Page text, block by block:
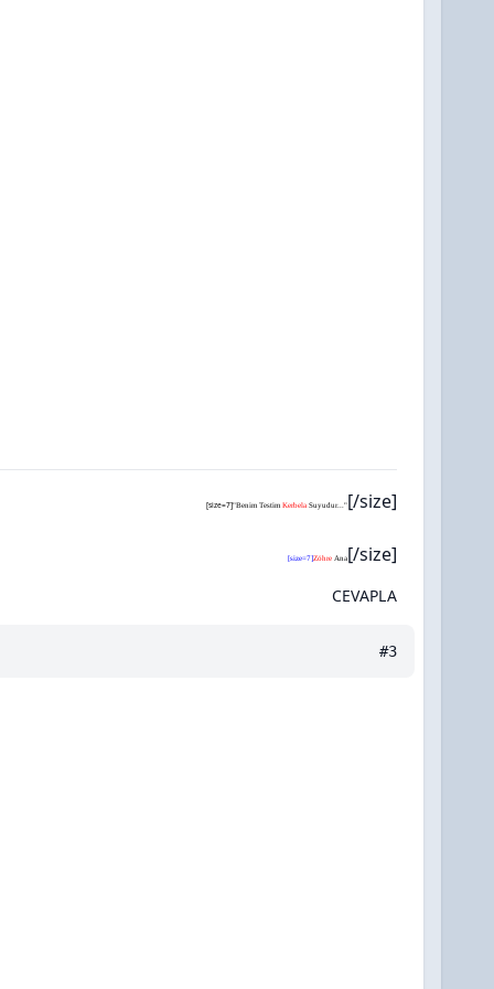
[size=7]"Benim Testim Kerbela Suyudur... "[/size]
[size=7]Zöhre Ana[/size]
CEVAPLA
#3